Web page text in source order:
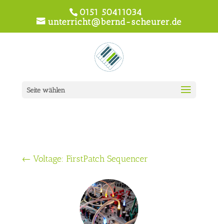
0151 50411034
unterricht@bernd-scheurer.de
Seite wählen
← Voltage: FirstPatch Sequencer